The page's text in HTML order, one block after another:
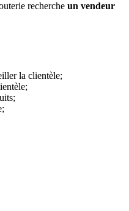
recherche un vendeur
la clientèle;